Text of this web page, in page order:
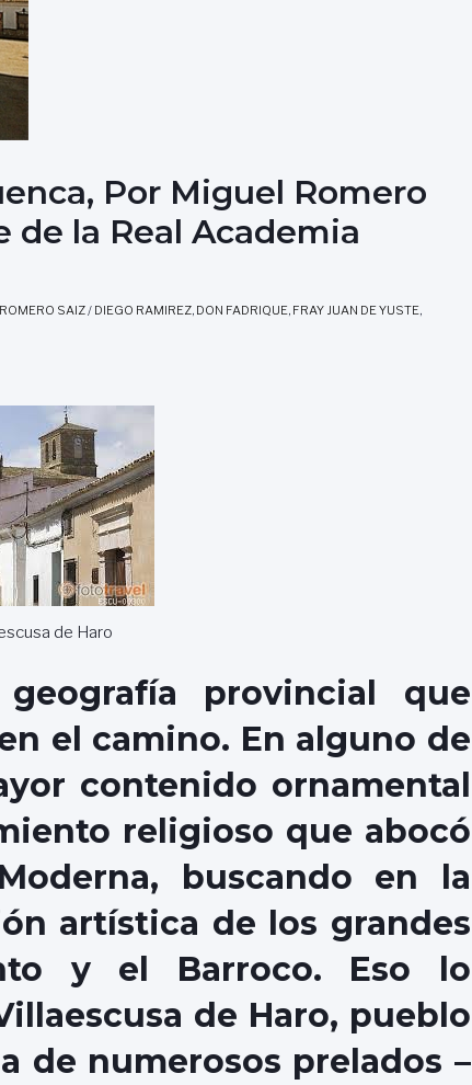
Por Miguel Romero
la Real Academia
SAIZ/ DIEGO RAMIREZ, DON FADRIQUE, FRAY JUAN DE YUSTE,
de Haro
provincial que
el camino. En alguno de
contenido ornamental
religioso que abocó
buscando en la
artística de los grandes
y el Barroco. Eso lo
de Haro, pueblo
de numerosos prelados –